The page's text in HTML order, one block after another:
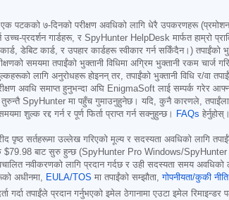
७-दिनको परीक्षण अवधिको लागि धेरै उपकरणहरू
उच्च-प्रदर्शन गार्डहरू, र SpyHunter HelpDesk मार्फत हाम्रो
डेबिट कार्ड, र उपहार कार्डहरू स्वीकार गर्न सकिँदैन।) तपाईंको
समयमा तपाईंको भुक्तानी विधिमा अग्रिम भुक्तानी रकम चार्ज
लागि अनुरोधहरू होइनन् तर, तपाईंको भुक्तानी विधि र/वा
अवधि समाप्त हुनुभन्दा अघि EnigmaSoft लाई सम्पर्क गरेर आफ्नो
तुरुन्तै SpyHunter मा पहुँच गुमाउनुहुनेछ। यदि, कुनै कारणले,
शुल्क रद्द गर्न र पूर्ण फिर्ता प्राप्त गर्न सक्नुहुन्छ।
FAQs हेर्नुहोस्।
पृष्ठ सर्तहरूमा उल्लेख गरिएको मूल्य र सदस्यता अवधिको लागि
$79.98 बाट सुरु हुन्छ (SpyHunter Pro Windows/SpyHunter
लागि प्रदान गर्दछ र उही सदस्यता समय अवधिको
अधीनमा,
EULA/TOS मा तपाईंको सम्झौता,गोपनीयता/कुकी नीति
गर्दा तपाईंले प्रदान गर्नुभएको इमेल ठेगानामा एउटा इमेल